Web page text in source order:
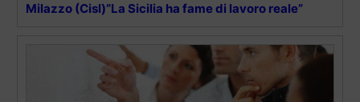
Milazzo (Cisl)”La Sicilia ha fame di lavoro reale”